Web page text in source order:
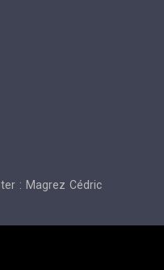
: Magrez Cédric